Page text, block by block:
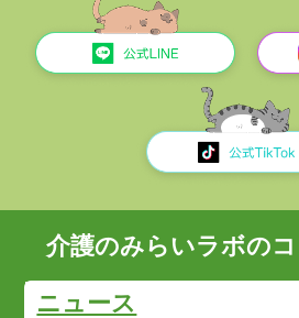
介護のみらいラボの
ニュース